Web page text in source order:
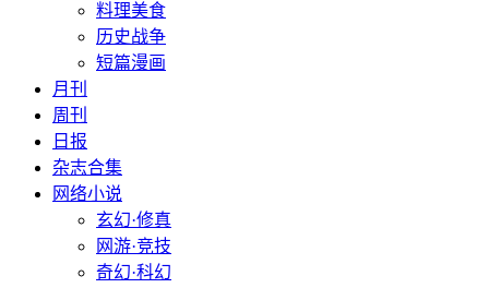
料理美食
历史战争
短篇漫画
月刊
周刊
日报
杂志合集
网络小说
玄幻·修真
网游·竞技
奇幻·科幻